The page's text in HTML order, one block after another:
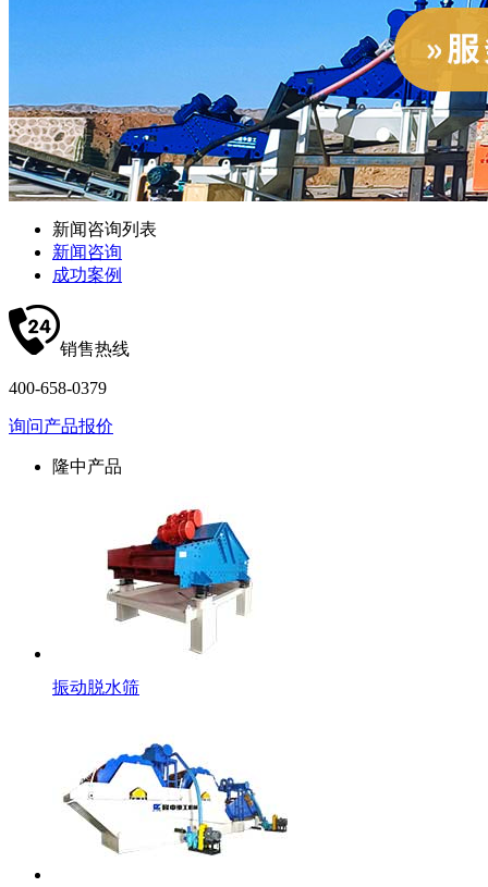
新闻咨询列表
新闻咨询
成功案例
销售热线
400-658-0379
询问产品报价
隆中产品
振动脱水筛